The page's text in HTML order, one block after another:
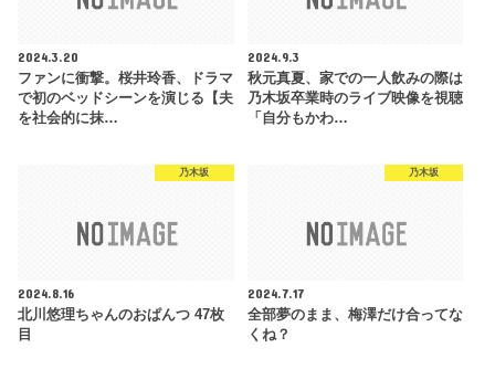
2024.3.20
ファンに衝撃。桜井玲香、ドラマ
で初のベッドシーンを演じる【夫
を社会的に抹…
2024.9.3
秋元真夏、家での一人飲みの際は
乃木坂卒業時のライブ映像を視聴
「自分もかわ…
乃木坂
2024.8.16
北川悠理ちゃんのおぱんつ 47枚
目
乃木坂
2024.7.17
全部夢のまま、梅澤だけ合ってな
くね？